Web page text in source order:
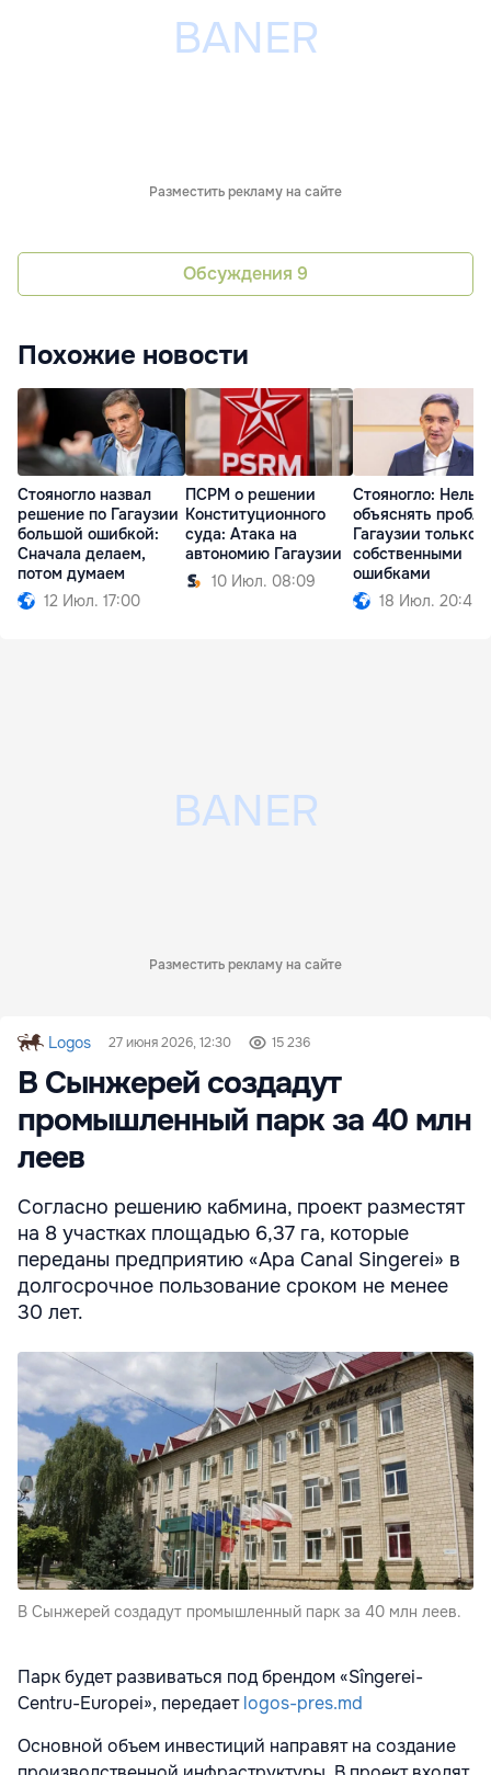
Разместить рекламу на сайте
Обсуждения 9
Похожие новости
Стояногло назвал
решение по Гагаузии
большой ошибкой:
Сначала делаем,
потом думаем
12 Июл. 17:00
ПСРМ о решении
Конституционного
суда: Атака на
автономию Гагаузии
10 Июл. 08:09
Стояногло:
объяснять
Гагаузии только
собственными
ошибками
18 Июл. 20:45
Разместить рекламу на сайте
Logos 27 июня 2026, 12:30 15 236
В Сынжерей создадут
промышленный парк за 40 млн
леев
Согласно решению кабмина, проект разместят
на 8 участках площадью 6,37 га, которые
переданы предприятию «Apa Canal Singerei» в
долгосрочное пользование сроком не менее
30 лет.
В Сынжерей создадут промышленный парк за 40 млн леев.
Парк будет развиваться под брендом «Sîngerei-
Centru-Europei», передаетlogos-pres.md
Основной объем инвестиций направят на создание